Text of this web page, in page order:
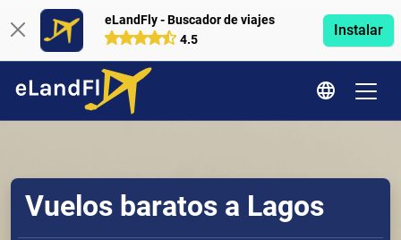
eLandFly - Buscador de viajes
4.5
Instalar
Vuelos baratos a Lagos